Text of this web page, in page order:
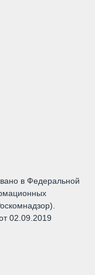
в Федеральной
02.09.2019